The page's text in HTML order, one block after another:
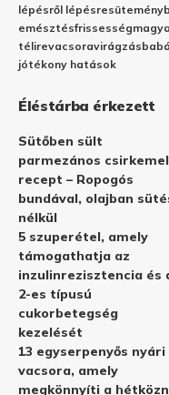
lépésről lépésresütemény
emésztésfrissesség
télirevacsoravirágzás
jótékony hatások
Éléstárba érkezett
Sütőben sült
parmezános
recept – Ropogós
bundával, olajban
nélkül
5 szuperétel, amely
támogathatja az
inzulinrezisztencia és
2-es típusú
cukorbetegség
kezelését
13 egyserpenyős nyári
vacsora, amely
megkönnyíti a